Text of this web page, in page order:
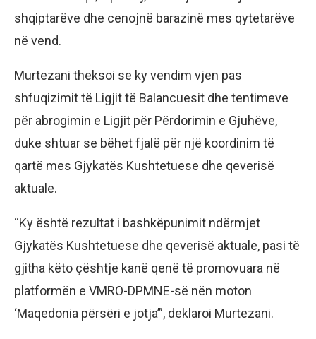
shqiptarëve dhe cenojnë barazinë mes qytetarëve
në vend.
Murtezani theksoi se ky vendim vjen pas
shfuqizimit të Ligjit të Balancuesit dhe tentimeve
për abrogimin e Ligjit për Përdorimin e Gjuhëve,
duke shtuar se bëhet fjalë për një koordinim të
qartë mes Gjykatës Kushtetuese dhe qeverisë
aktuale.
“Ky është rezultat i bashkëpunimit ndërmjet
Gjykatës Kushtetuese dhe qeverisë aktuale, pasi të
gjitha këto çështje kanë qenë të promovuara në
platformën e VMRO-DPMNE-së nën moton
‘Maqedonia përsëri e jotja’”, deklaroi Murtezani.